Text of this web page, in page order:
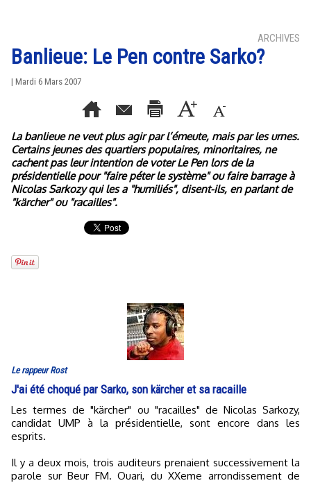
ARCHIVES
Banlieue: Le Pen contre Sarko?
| Mardi 6 Mars 2007
La banlieue ne veut plus agir par l’émeute, mais par les urnes.
Certains jeunes des quartiers populaires, minoritaires, ne
cachent pas leur intention de voter Le Pen lors de la
présidentielle pour "faire péter le système" ou faire barrage à
Nicolas Sarkozy qui les a "humiliés", disent-ils, en parlant de
"kärcher" ou "racailles".
Le rappeur Rost
J'ai été choqué par Sarko, son kärcher et sa racaille
Les termes de "kärcher" ou "racailles" de Nicolas Sarkozy,
candidat UMP à la présidentielle, sont encore dans les
esprits.
Il y a deux mois, trois auditeurs prenaient successivement la
parole sur Beur FM. Ouari, du XXeme arrondissement de